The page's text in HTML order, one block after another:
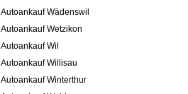
Autoankauf Wädenswil
Autoankauf Wetzikon
Autoankauf Wil
Autoankauf Willisau
Autoankauf Winterthur